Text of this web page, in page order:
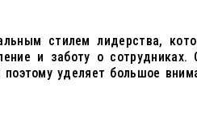
стилем лидерства,
и заботу о сотрудниках.
уделяет большое